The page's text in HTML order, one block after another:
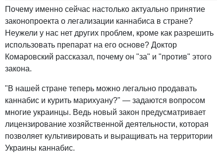
Почему именно сейчас настолько актуально принятие
законопроекта о легализации каннабиса в стране?
Неужели у нас нет других проблем, кроме как разрешить
использовать препарат на его основе? Доктор
Комаровский рассказал, почему он "за" и "против" этого
закона.
"В нашей стране теперь можно легально продавать
каннабис и курить марихуану?" — задаются вопросом
многие украинцы. Ведь новый закон предусматривает
лицензирование хозяйственной деятельности, которая
позволяет культивировать и выращивать на территории
Украины каннабис.